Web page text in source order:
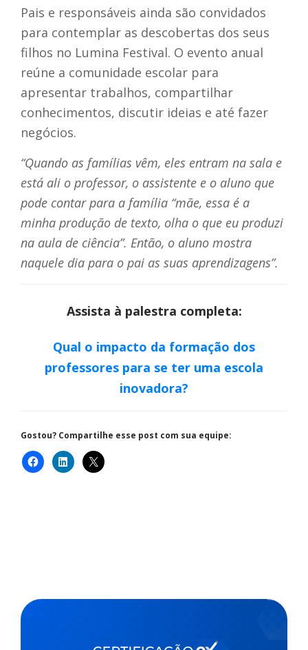
Pais e responsáveis ainda são convidados
para contemplar as descobertas dos seus
filhos no Lumina Festival. O evento anual
reúne a comunidade escolar para
apresentar trabalhos, compartilhar
conhecimentos, discutir ideias e até fazer
negócios.
“Quando as famílias vêm, eles entram na sala e
está ali o professor, o assistente e o aluno que
pode contar para a família “mãe, essa é a
minha produção de texto, olha o que eu produzi
na aula de ciência”. Então, o aluno mostra
naquele dia para o pai as suas aprendizagens”.
Assista à palestra completa:
Qual o impacto da formação dos
professores para se ter uma escola
inovadora?
Gostou? Compartilhe esse post com sua equipe: